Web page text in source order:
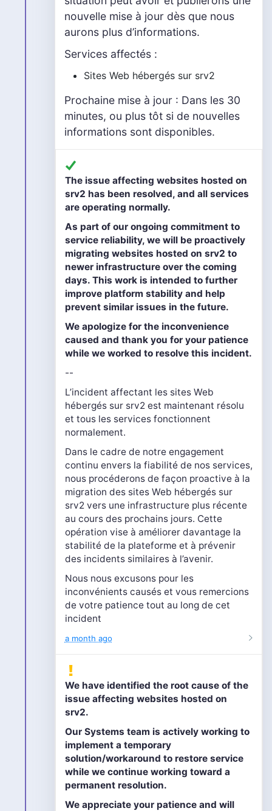
nouvelle mise à jour dès que nous
aurons plus d’informations.
Services affectés :
Sites Web hébergés sur srv2
Prochaine mise à jour : Dans les 30
minutes, ou plus tôt si de nouvelles
informations sont disponibles.
The issue affecting websites hosted on
srv2 has been resolved, and all services
are operating normally.
As part of our ongoing commitment to
service reliability, we will be proactively
migrating websites hosted on srv2 to
newer infrastructure over the coming
days. This work is intended to further
improve platform stability and help
prevent similar issues in the future.
We apologize for the inconvenience
caused and thank you for your patience
while we worked to resolve this incident.
--
L’incident affectant les sites Web
hébergés sur srv2 est maintenant résolu
et tous les services fonctionnent
normalement.
Dans le cadre de notre engagement
continu envers la fiabilité de nos services,
nous procéderons de façon proactive à la
migration des sites Web hébergés sur
srv2 vers une infrastructure plus récente
au cours des prochains jours. Cette
opération vise à améliorer davantage la
stabilité de la plateforme et à prévenir
des incidents similaires à l’avenir.
Nous nous excusons pour les
inconvénients causés et vous remercions
de votre patience tout au long de cet
incident
a month ago
We have identified the root cause of the
issue affecting websites hosted on
srv2.
Our Systems team is actively working to
implement a temporary
solution/workaround to restore service
while we continue working toward a
permanent resolution.
We appreciate your patience and will